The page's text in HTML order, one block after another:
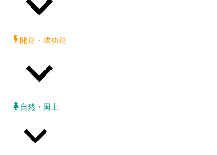
開運・成功運
自然・国土